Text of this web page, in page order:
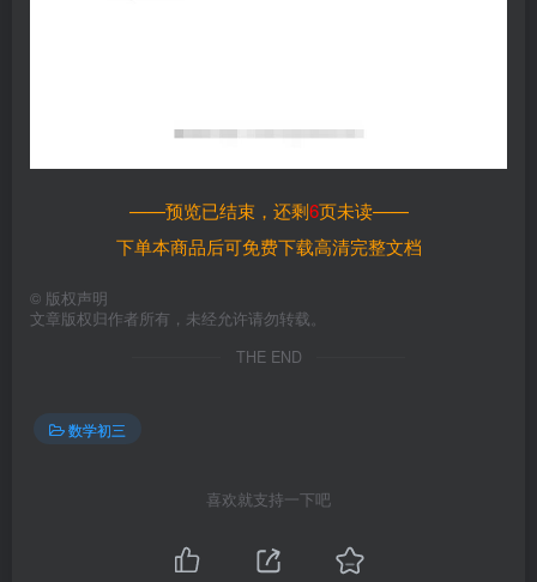
——预览已结束，还剩6页未读——
下单本商品后可免费下载高清完整文档
© 版权声明
文章版权归作者所有，未经允许请勿转载。
THE END
数学初三
喜欢就支持一下吧